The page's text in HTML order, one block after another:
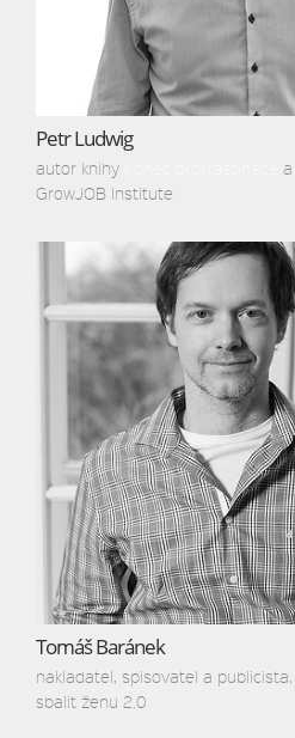
Petr Ludwig
autor knihy
GrowJOB Institute
Tomáš Baránek
nakladatel, spisovatel a
sbalit ženu 2.0